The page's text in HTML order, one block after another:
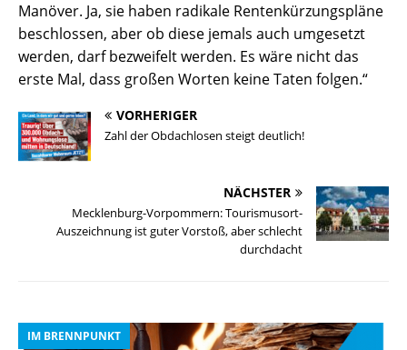
Manöver. Ja, sie haben radikale Rentenkürzungspläne
beschlossen, aber ob diese jemals auch umgesetzt
werden, darf bezweifelt werden. Es wäre nicht das
erste Mal, dass großen Worten keine Taten folgen.“
VORHERIGER
Zahl der Obdachlosen steigt deutlich!
NÄCHSTER
Mecklenburg-Vorpommern: Tourismusort-
Auszeichnung ist guter Vorstoß, aber schlecht
durchdacht
IM BRENNPUNKT